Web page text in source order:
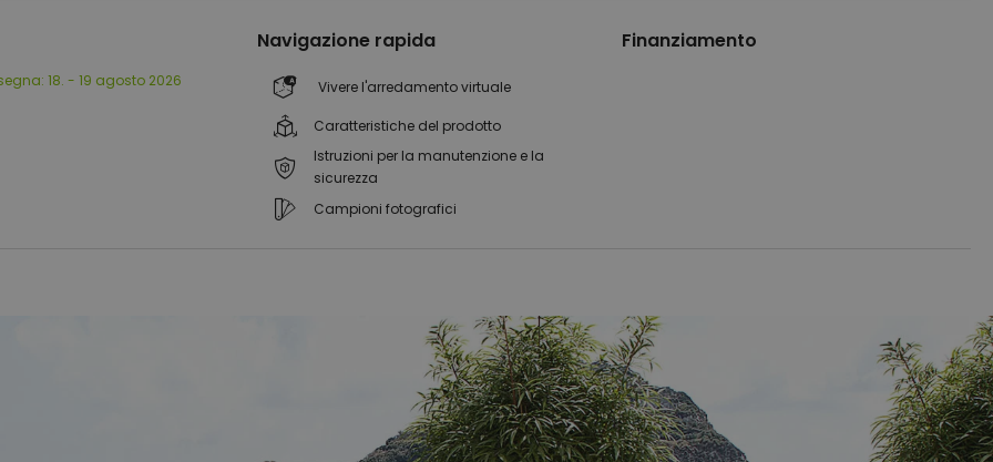
18. - 19 agosto 2026
Navigazione rapida
Vivere l'arredamento virtuale
Caratteristiche del prodotto
Istruzioni per la manutenzione e la
sicurezza
Campioni fotografici
Finanziamento